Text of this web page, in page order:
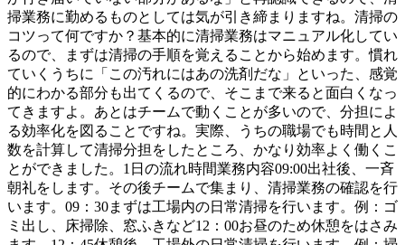
掃業務に勤めるものとしては気が引き締まりますね。清掃の
コツって何ですか？基本的に清掃業務はマニュアル化してい
るので、まずは清掃の手順を覚えることから始めます。慣れ
ていくうちに「この汚れにはあの洗剤だな」といった、感覚
的にわかる部分も出てくるので、そこまで来ると面白くなっ
てきますよ。あとはチームで動くことが多いので、分担によ
る効率化を図ることですね。実際、うちの職場でも時間と人
数を計算して清掃分担をしたところ、かなり効率よく働くこ
とができました。1日の流れ時間業務内容09:00出社後、一斉
朝礼をします。その後チームで集まり、清掃業務の確認を行
います。09：30まずは工場内の日常清掃を行います。例：ゴ
ミ出し、床掃除、窓ふきなど12：00お昼のため休憩をはさみ